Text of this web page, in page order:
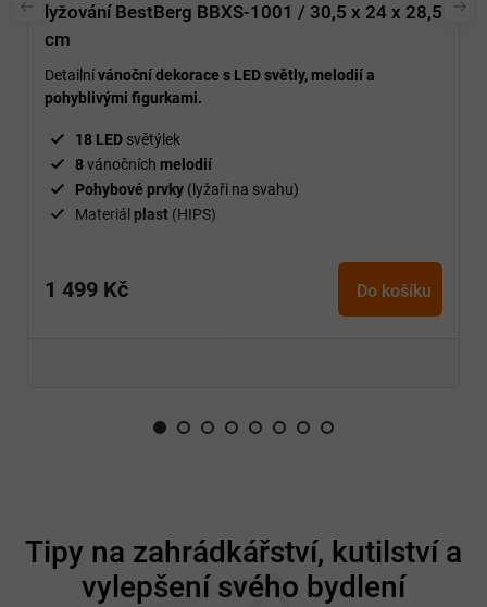
lyžování BestBerg BBXS-1001 / 30,5 x 24 x 28,5
cm
Detailnívánoční dekorace s LED světly, melodií a
pohyblivými figurkami.
18 LED světýlek
8vánočních melodií
Pohybové prvky (lyžaři na svahu)
Materiál plast (HIPS)
1 499 Kč Do košíku
Tipy na zahrádkářství, kutilství a
vylepšení svého bydlení